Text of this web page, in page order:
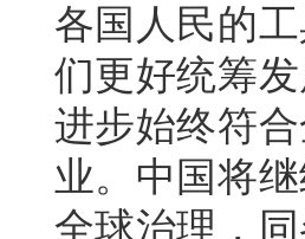
各国人民的
们更好统筹
进步始终符
业。中国将
全球治理，